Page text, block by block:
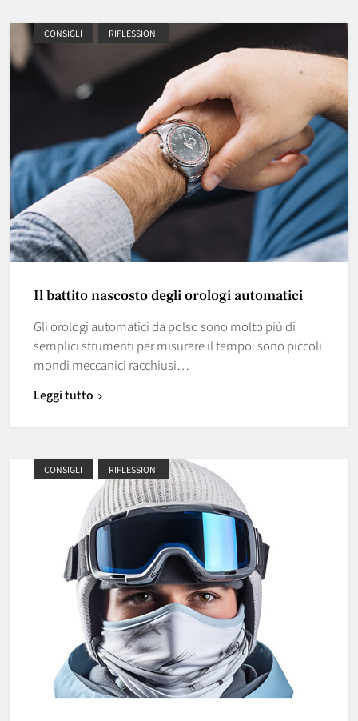
CONSIGLI RIFLESSIONI
Il battito nascosto degli orologi automatici
Gli orologi automatici da polso sono molto più di
semplici strumenti per misurare il tempo: sono piccoli
mondi meccanici racchiusi…
Leggi tutto
CONSIGLI RIFLESSIONI